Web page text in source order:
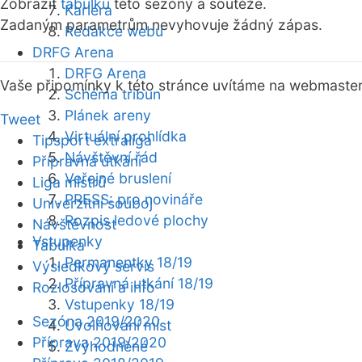
Kariéra
Redakce webu
DRFG Arena
DRFG Arena
Schéma tribun
Plánek areny
Virtuální prohlídka
Návštěvní řád
Veřejné bruslení
PRESS: pro novináře
Rozpis ledové plochy
Vstupenky
Permanentky 18/19
Přípravná utkání 18/19
Vstupenky 18/19
Uvolňování míst
Zvýhodněné
Zobrazit tabulku této sezóny a soutěže.
Zadaným parametrům nevyhovuje žádný zápas.
Vaše připomínky k této stránce uvítáme na webmaster
Tweet
Tipsport extraliga
Přípravná utkání
Liga mistrů
Univerzitní souboj
Návštěvnost
Tabulka
Výsledkový servis
Rozlosování a info
Sezóna 2019/2020
Příprava 2019/2020